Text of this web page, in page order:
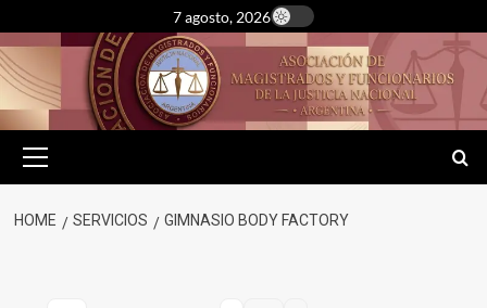
to
content
7 agosto, 2026
Menu
HOME SERVICIOS GIMNASIO BODY FACTORY